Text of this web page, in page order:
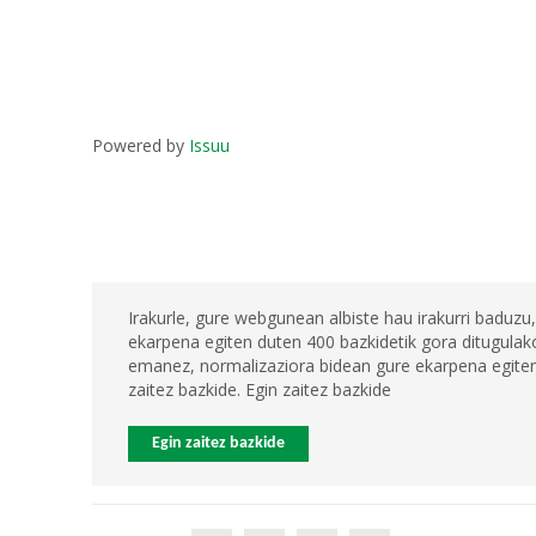
Powered by Issuu
Irakurle, gure webgunean albiste hau irakurri
ekarpena egiten duten 400 bazkidetik gora
emanez, normalizaziora bidean gure ekarpena
zaitez bazkide. Egin zaitez bazkide
Egin zaitez bazkide